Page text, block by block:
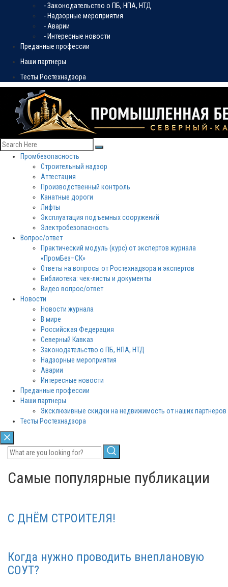
- Законодательство о ПБ, НПА, НТД
- Надзорные мероприятия
- Аварии
- Интересные новости
Преданные профессии
Наши партнеры
Тесты Ростехнадзора
Промбезопасность
Строительный надзор
Аттестация
Производственный контроль
Канатные дороги
Лифты
Эксплуатация подъемных сооружений
Электробезопасность
Вопрос/ответ
Практический модуль (курс) от экспертов журнала
«ПромБез–СК»
Ответы на вопросы от Ростехнадзора и экспертов
Библиотека: чек-листы и документы
Видео вопрос/ответ
Новости
Новости журнала
В мире
Российская Федерация
Северный Кавказ
Законодательство о ПБ, НПА, НТД
Надзорные мероприятия
Аварии
Интересные новости
Преданные профессии
Наши партнеры
Эксклюзивные скидки на недвижимость от наших партнеров
Тесты Ростехнадзора
Самые популярные публикации
С ДНЁМ СТРОИТЕЛЯ!
Когда нужно проводить внеплановую
СОУТ?